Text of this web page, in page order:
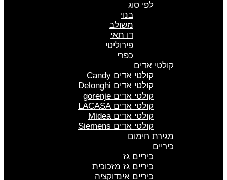
לפי סוג
בנוי
משולב
דו תאי
פירוליטי
כפרי
קולטי אדים
קולטי אדים Candy
קולטי אדים Delonghi
קולטי אדים gorenje
קולטי אדים LACASA
קולטי אדים Midea
קולטי אדים Siemens
מגירת חימום
כיריים
כיריים גז
כיריים גז מזכוכית
כיריים אינדוקציה